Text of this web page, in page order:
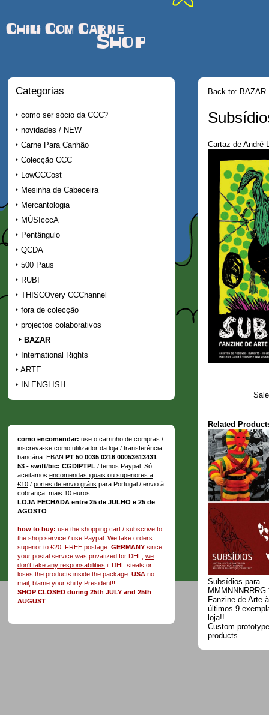
Chili Com Carne
Shop
Categorias
como ser sócio da CCC?
novidades / NEW
Carne Para Canhão
Colecção CCC
LowCCCost
Mesinha de Cabeceira
Mercantologia
MÚSIcccA
Pentângulo
QCDA
500 Paus
RUBI
THISCOvery CCChannel
fora de colecção
projectos colaborativos
BAZAR
International Rights
ARTE
IN ENGLISH
como encomendar: use o carrinho de compras /
inscreva-se como utilizador da loja / transferência
bancária: EBAN PT 50 0035 0216 00053613431
53 - swift/bic: CGDIPTPL / temos Paypal. Só
aceitamos encomendas iguais ou superiores a
€10 / portes de envio grátis para Portugal / envio à
cobrança: mais 10 euros.
LOJA FECHADA entre 25 de JULHO e 25 de
AGOSTO
how to buy: use the shopping cart / subscrive to
the shop service / use Paypal. We take orders
superior to €20. FREE postage. GERMANY since
your postal service was privatized for DHL, we
don't take any responsabilities if DHL steals or
loses the products inside the package. USA no
mail, blame your shitty President!!
SHOP CLOSED during 25th JULY and 25th
AUGUST
Back to: BAZAR
Cartaz de André
Related
Subsídios para
MMMNNNRRRG
Fanzine de Arte
últimos 9
loja!!
Custom
products